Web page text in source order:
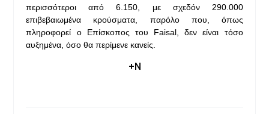
περισσότεροι από 6.150, με σχεδόν 290.000
επιβεβαιωμένα κρούσματα, παρόλο που, όπως
πληροφορεί ο Επίσκοπος του Faisal, δεν είναι τόσο
αυξημένα, όσο θα περίμενε κανείς.
+Ν